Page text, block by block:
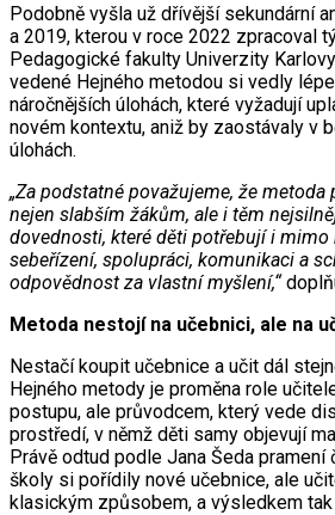
Podobně vyšla už dřívější sekundární
a 2019, kterou v roce 2022 zpracoval
Pedagogické fakulty Univerzity
vedené Hejného metodou si vedly
náročnějších úlohách, které vyžadují
novém kontextu, aniž by zaostávaly v
úlohách.
„Za podstatné považujeme, že
nejen slabším žákům, ale i těm
dovednosti, které děti potřebují i
sebeřízení, spolupráci, komunikaci a
odpovědnost za vlastní myšlení,“
Metoda nestojí na učebnici, ale na
Nestačí koupit učebnice a učit dál
Hejného metody je proměna role
postupu, ale průvodcem, který vede
prostředí, v němž děti samy objevují
Právě odtud podle Jana Šeda
školy si pořídily nové učebnice, ale
klasickým způsobem, a výsledkem